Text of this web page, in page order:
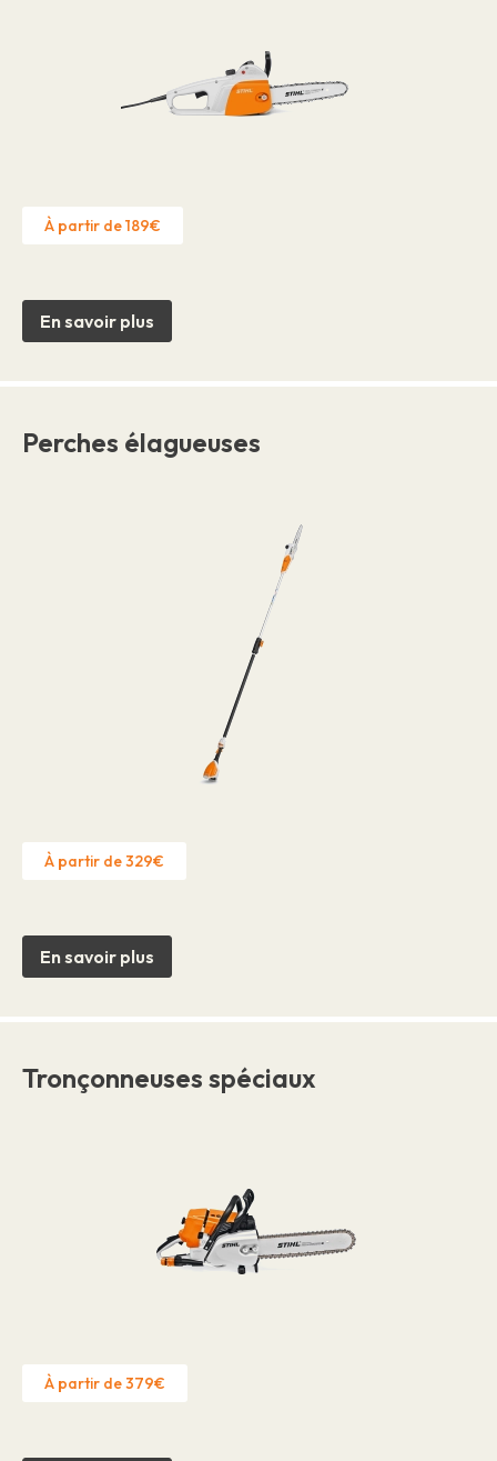
À partir de 189€
En savoir plus
Perches élagueuses
À partir de 329€
En savoir plus
Tronçonneuses spéciaux
À partir de 379€